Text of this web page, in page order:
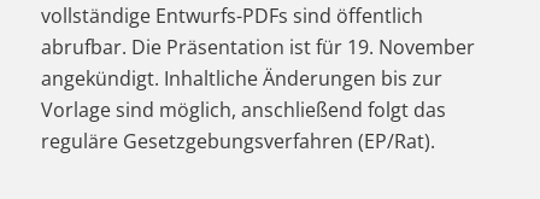
vollständige Entwurfs-PDFs sind öffentlich
abrufbar. Die Präsentation ist für 19. November
angekündigt. Inhaltliche Änderungen bis zur
Vorlage sind möglich, anschließend folgt das
reguläre Gesetzgebungsverfahren (EP/Rat).